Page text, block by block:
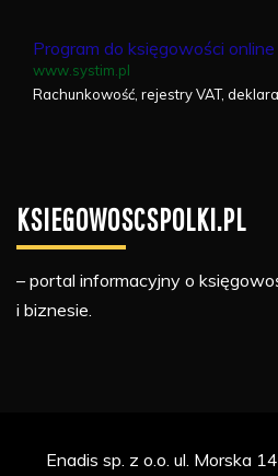
Program do księgowości online
www.systim.pl
Rachunkowość, rejestry VAT,
KSIEGOWOSCSPOLKI.PL
– portal informacyjny o
i biznesie.
Enadis sp. z o.o. ul. Morska